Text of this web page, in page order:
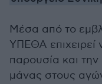
Μέσα από το
ΥΠΕΘΑ επιχειρεί
παρουσία και
μάνας στους